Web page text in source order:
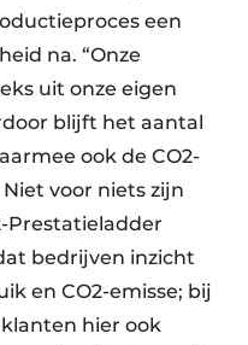
een
na. “Onze
uit onze eigen
blijft het aantal
ook de CO2-
voor niets zijn
Prestatieladder
bedrijven inzicht
en CO2-emisse; bij
hier ook